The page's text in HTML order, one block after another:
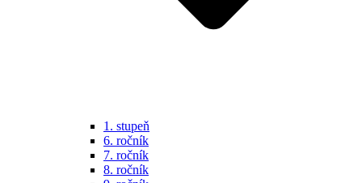
1. stupeň
6. ročník
7. ročník
8. ročník